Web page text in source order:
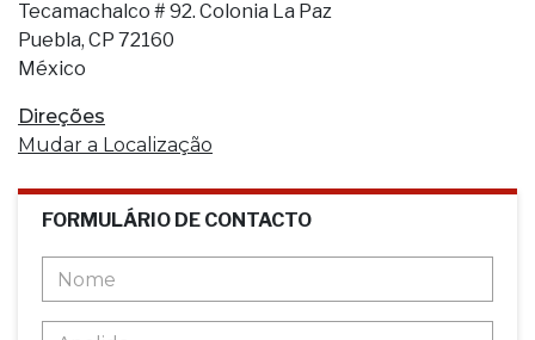
Tecamachalco # 92. Colonia La Paz
Puebla, CP 72160
México
Direções
Mudar a Localização
FORMULÁRIO DE CONTACTO